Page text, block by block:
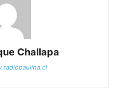
Challapa